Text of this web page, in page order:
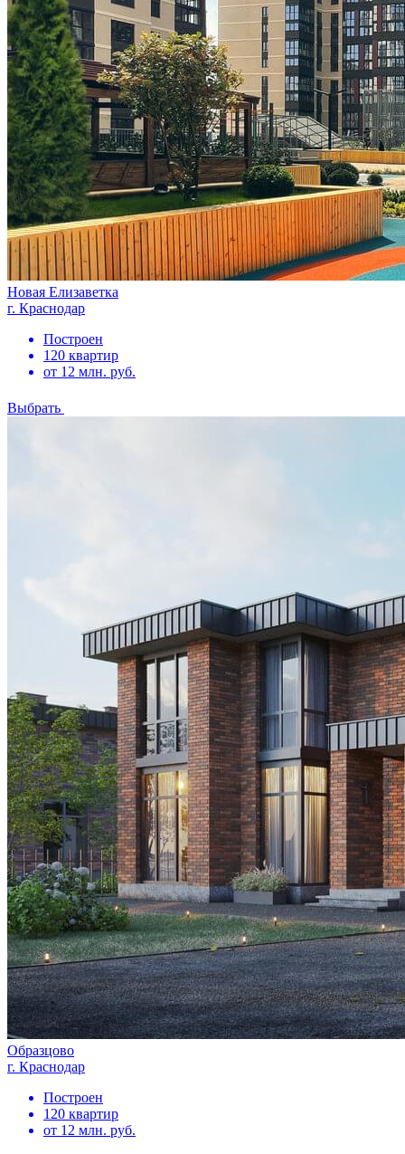
Новая Елизаветка
г. Краснодар
Построен
120 квартир
от 12 млн. руб.
Выбрать
Образцово
г. Краснодар
Построен
120 квартир
от 12 млн. руб.